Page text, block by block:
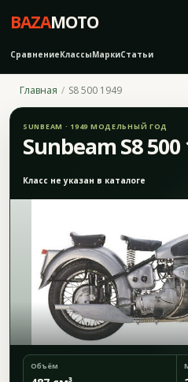
BAZAMOTO
СравнениеКлассыМаркиСтатьи
Главная S8 500 1949
SUNBEAM · 1949 МОДЕЛЬНЫЙ ГОД
Sunbeam S8 500
Класс не указан в каталоге
Объём